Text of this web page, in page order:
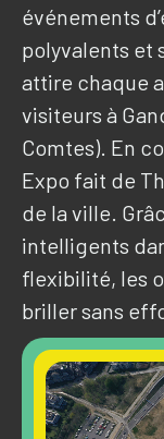
événements
polyvalents et
attire chaque
visiteurs à
Comtes). En
Expo fait de
de la ville.
intelligents
flexibilité, les
briller sans